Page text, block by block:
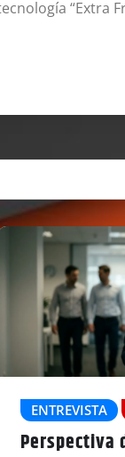
“Extra
ENTREVISTA
Perspectiva